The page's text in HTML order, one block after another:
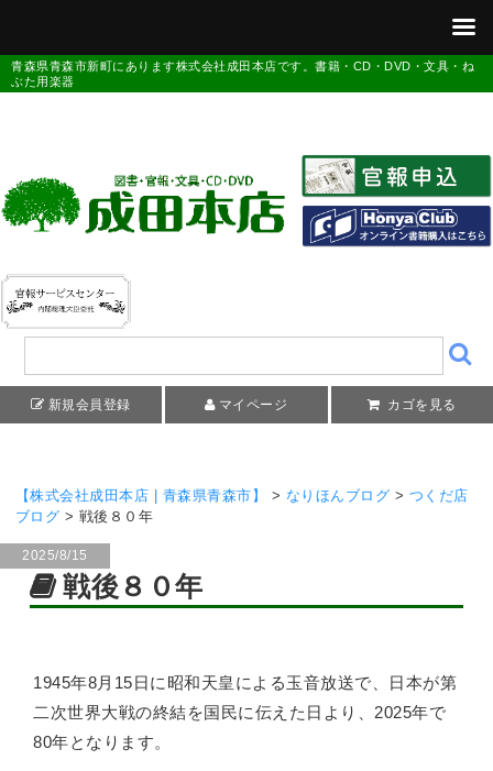
青森県青森市新町にあります株式会社成田本店です。書籍・CD・DVD・文具・ね
ぶた用楽器
新規会員登録 マイページ カゴを見る
【株式会社成田本店 | 青森県青森市】 > なりほんブログ > つくだ店
ブログ > 戦後８０年
2025/8/15
戦後８０年
1945年8月15日に昭和天皇による玉音放送で、日本が第
二次世界大戦の終結を国民に伝えた日より、2025年で
80年となります。